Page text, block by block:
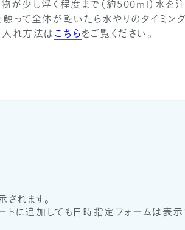
が少し浮く程度まで（約500ml）水を注
って全体が乾いたら水やりのタイミング
れ方法は こちらをご覧ください。
れます。
に追加しても日時指定フォームは表示